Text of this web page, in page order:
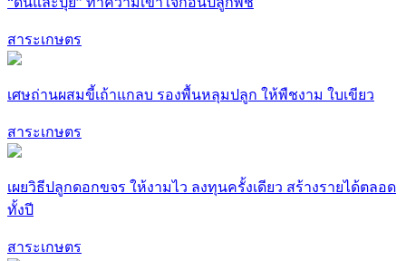
สาระเกษตร
เศษถ่านผสมขี้เถ้าแกลบ รองพื้นหลุมปลูก ให้พืชงาม ใบเขียว
สาระเกษตร
เผยวิธีปลูกดอกขจร ให้งามไว ลงทุนครั้งเดียว สร้างรายได้ตลอด
ทั้งปี
สาระเกษตร